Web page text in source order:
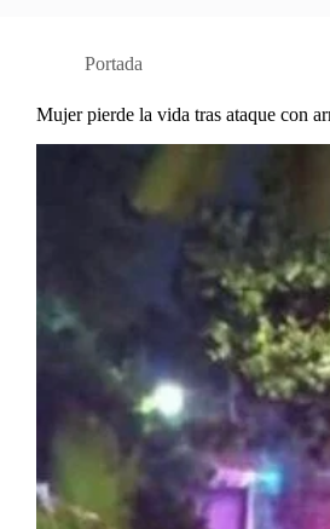
Portada
Mujer pierde la vida tras ataque con